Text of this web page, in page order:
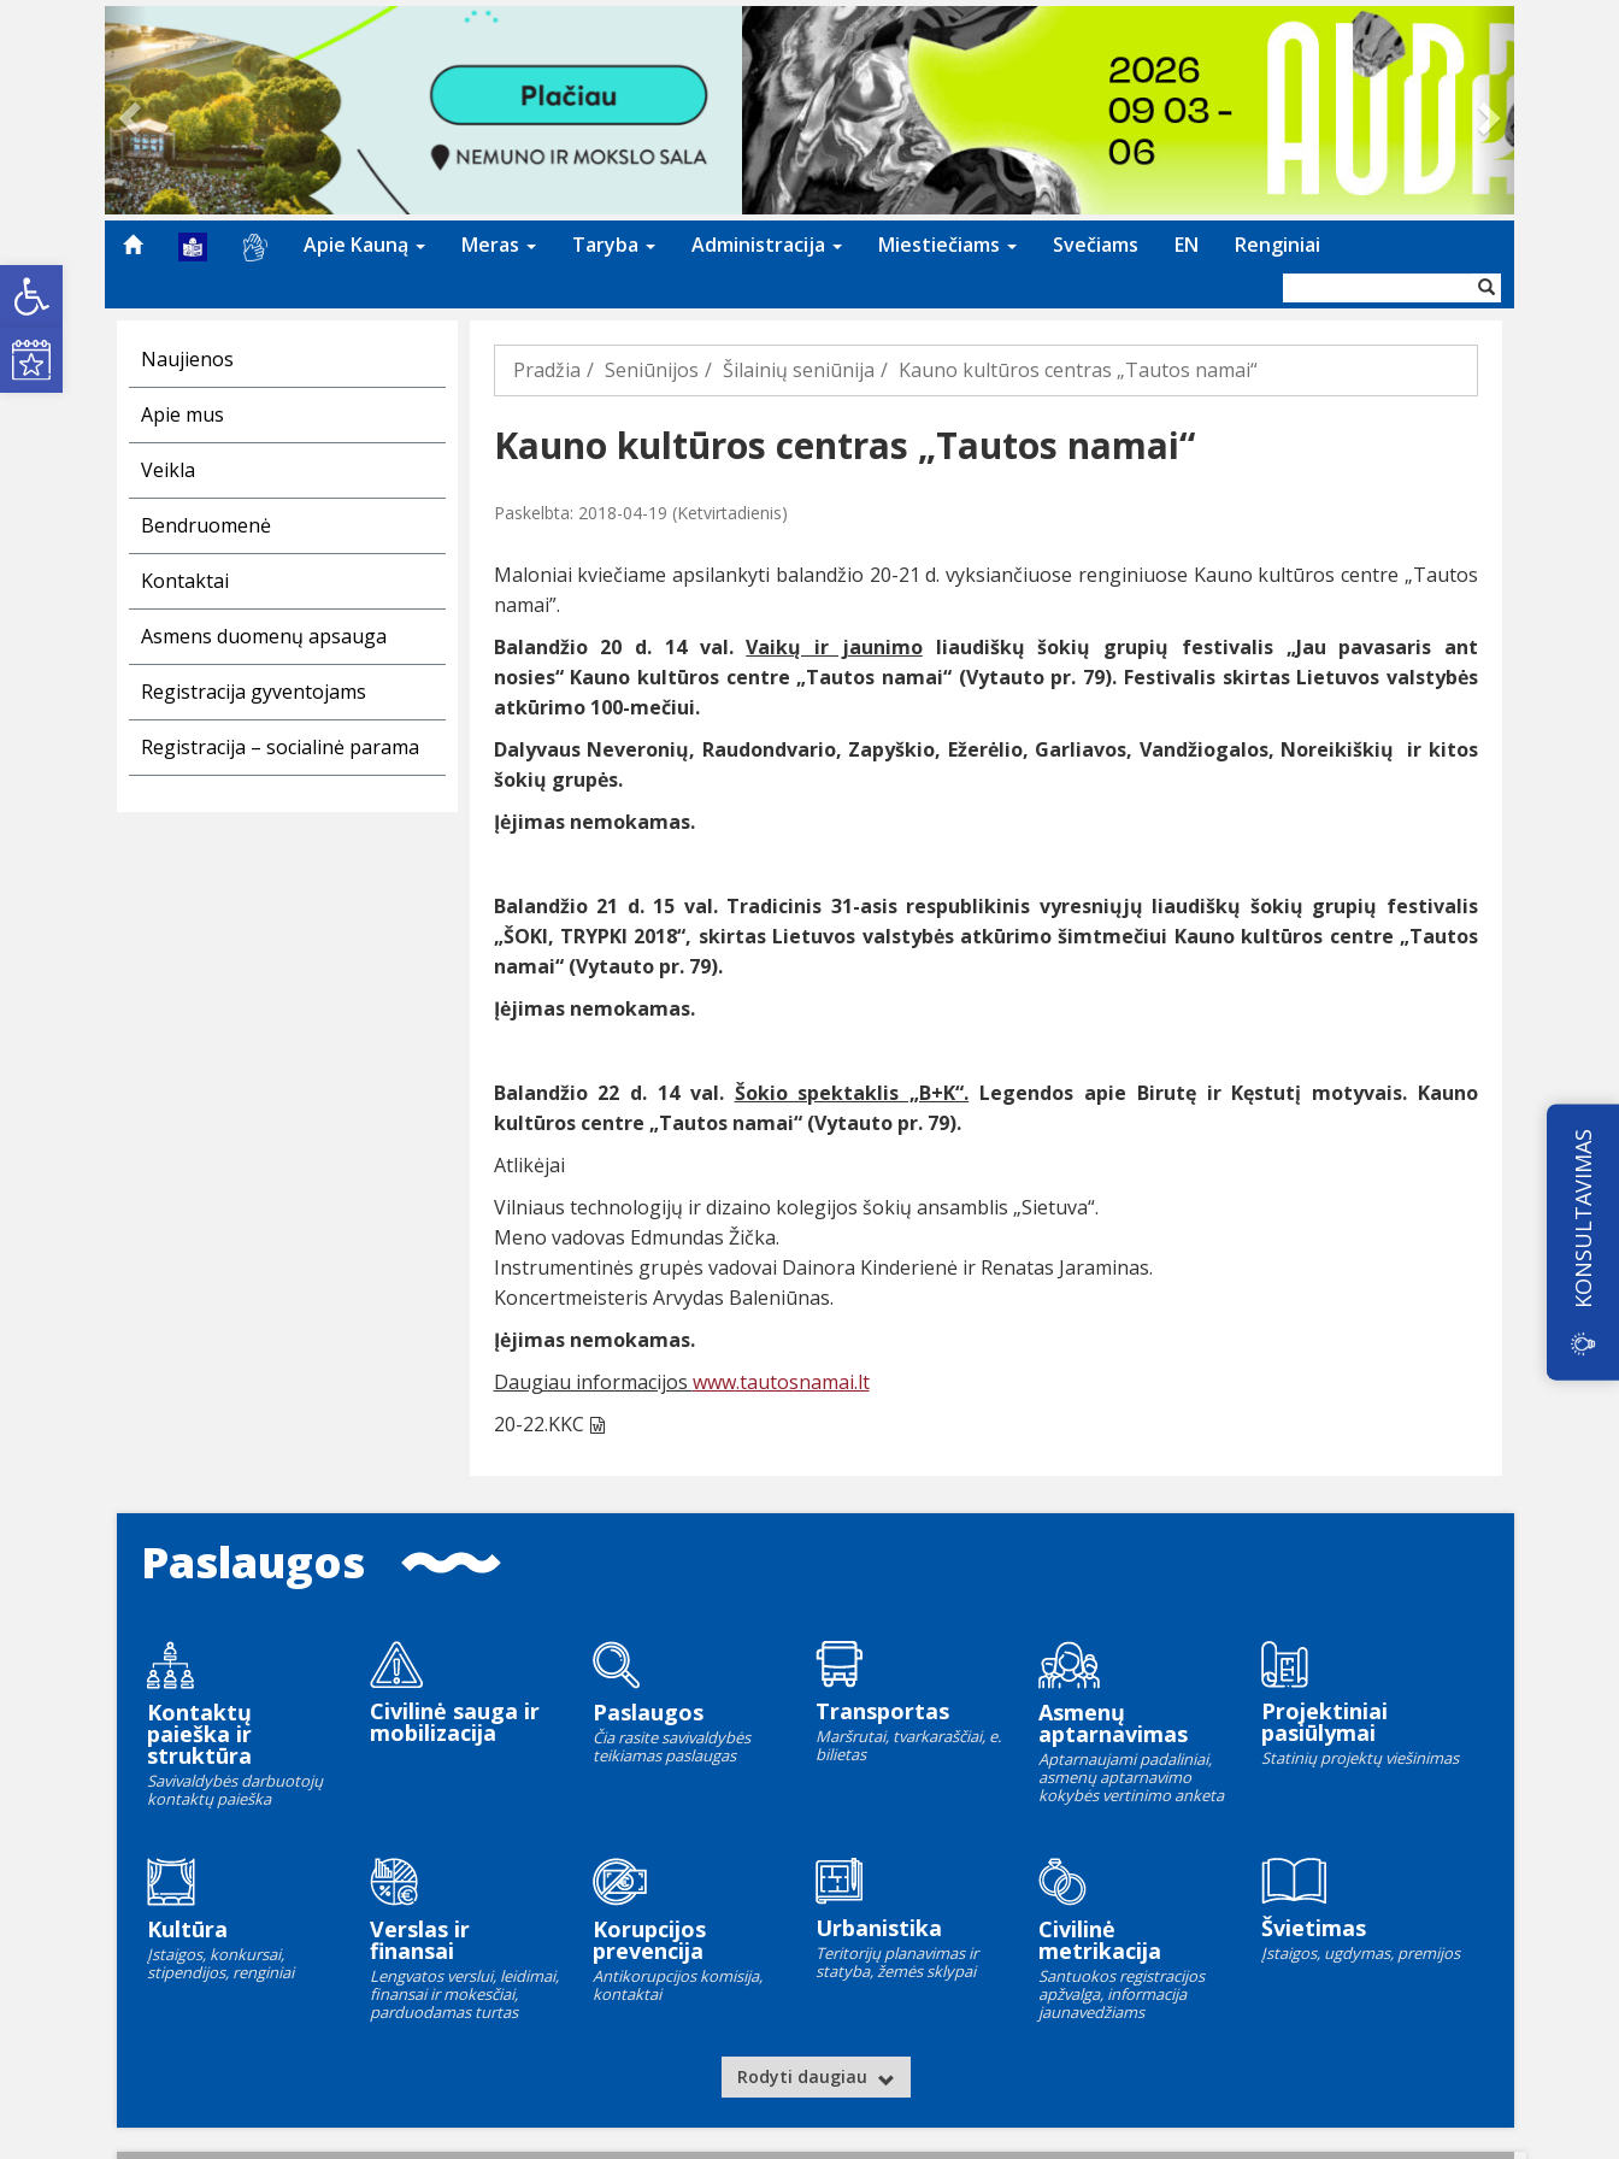
Open toolbar
Kultūros renginiai
Previous Next
Apie Kauną Meras Taryba Administracija Miestiečiams Svečiams EN Renginiai
forma
Naujienos
Apie mus
Veikla
Bendruomenė
Kontaktai
Asmens duomenų apsauga
Registracija gyventojams
Registracija – socialinė parama
Pradžia Seniūnijos Šilainių seniūnija Kauno kultūros centras „Tautos namai“
Kauno kultūros centras „Tautos namai“
Paskelbta: 2018-04-19 (Ketvirtadienis)
Maloniai kviečiame apsilankyti balandžio 20-21 d. vyksiančiuose renginiuose Kauno kultūros centre „Tautos
namai”.
Balandžio 20 d. 14 val.Vaikų ir jaunimoliaudiškų šokių grupių festivalis „Jau pavasaris ant
nosies“ Kauno kultūros centre „Tautos namai“ (Vytauto pr. 79). Festivalis skirtas Lietuvos valstybės
atkūrimo 100-mečiui.
Dalyvaus Neveronių, Raudondvario, Zapyškio, Ežerėlio, Garliavos, Vandžiogalos, Noreikiškių ir kitos
šokių grupės.
Įėjimas nemokamas.
Balandžio 21 d. 15 val. Tradicinis 31-asis respublikinis vyresniųjų liaudiškų šokių grupių festivalis
„ŠOKI, TRYPKI 2018“, skirtas Lietuvos valstybės atkūrimo šimtmečiui Kauno kultūros centre „Tautos
namai“ (Vytauto pr. 79).
Įėjimas nemokamas.
Balandžio 22 d. 14 val. Šokio spektaklis „B+K“. Legendos apie Birutę ir Kęstutį motyvais. Kauno
kultūros centre „Tautos namai“ (Vytauto pr. 79).
Atlikėjai
Vilniaus technologijų ir dizaino kolegijos šokių ansamblis „Sietuva“.
Meno vadovas Edmundas Žička.
Instrumentinės grupės vadovai Dainora Kinderienė ir Renatas Jaraminas.
Koncertmeisteris Arvydas Baleniūnas.
Įėjimas nemokamas.
Daugiau informacijos www.tautosnamai.lt
20-22.KKC
Paslaugos
Kontaktų
paieška ir
struktūra
Savivaldybės darbuotojų
kontaktų paieška
Civilinė sauga ir
mobilizacija
Paslaugos
Čia rasite savivaldybės
teikiamas paslaugas
Transportas
Maršrutai, tvarkaraščiai, e.
bilietas
Asmenų
aptarnavimas
Aptarnaujami padaliniai,
asmenų aptarnavimo
kokybės vertinimo anketa
Projektiniai
pasiūlymai
Statinių projektų viešinimas
Kultūra
Įstaigos, konkursai,
stipendijos, renginiai
Verslas ir
finansai
Lengvatos verslui, leidimai,
finansai ir mokesčiai,
parduodamas turtas
Korupcijos
prevencija
Antikorupcijos komisija,
kontaktai
Urbanistika
Teritorijų planavimas ir
statyba, žemės sklypai
Civilinė
metrikacija
Santuokos registracijos
apžvalga, informacija
jaunavedžiams
Švietimas
Įstaigos, ugdymas, premijos
Rodyti daugiau
KONSULTAVIMAS